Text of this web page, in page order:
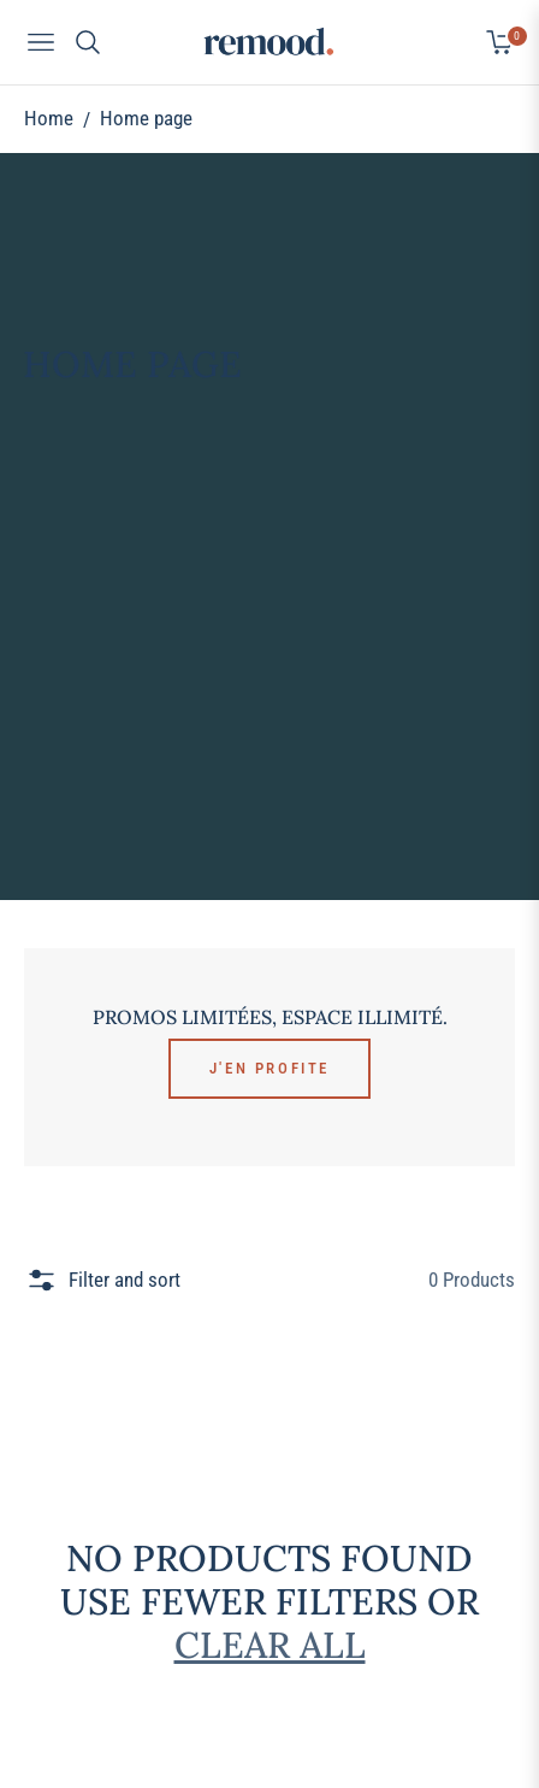
Navigation Cart
0
Home / Home page
PROMOS LIMITÉES, ESPACE ILLIMITÉ.
J'EN PROFITE
Filter and sort 0 Products
NO PRODUCTS FOUND
USE FEWER FILTERS OR
CLEAR ALL